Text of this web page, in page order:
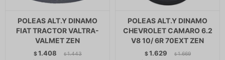
POLEAS ALT.Y DINAMO
FIAT TRACTOR VALTRA-
VALMET ZEN
$1.408 $ 1.443
POLEAS ALT.Y DINAMO
CHEVROLET CAMARO 6.2
V8 10/ 6R 70EXT ZEN
$1.629 $ 1.669